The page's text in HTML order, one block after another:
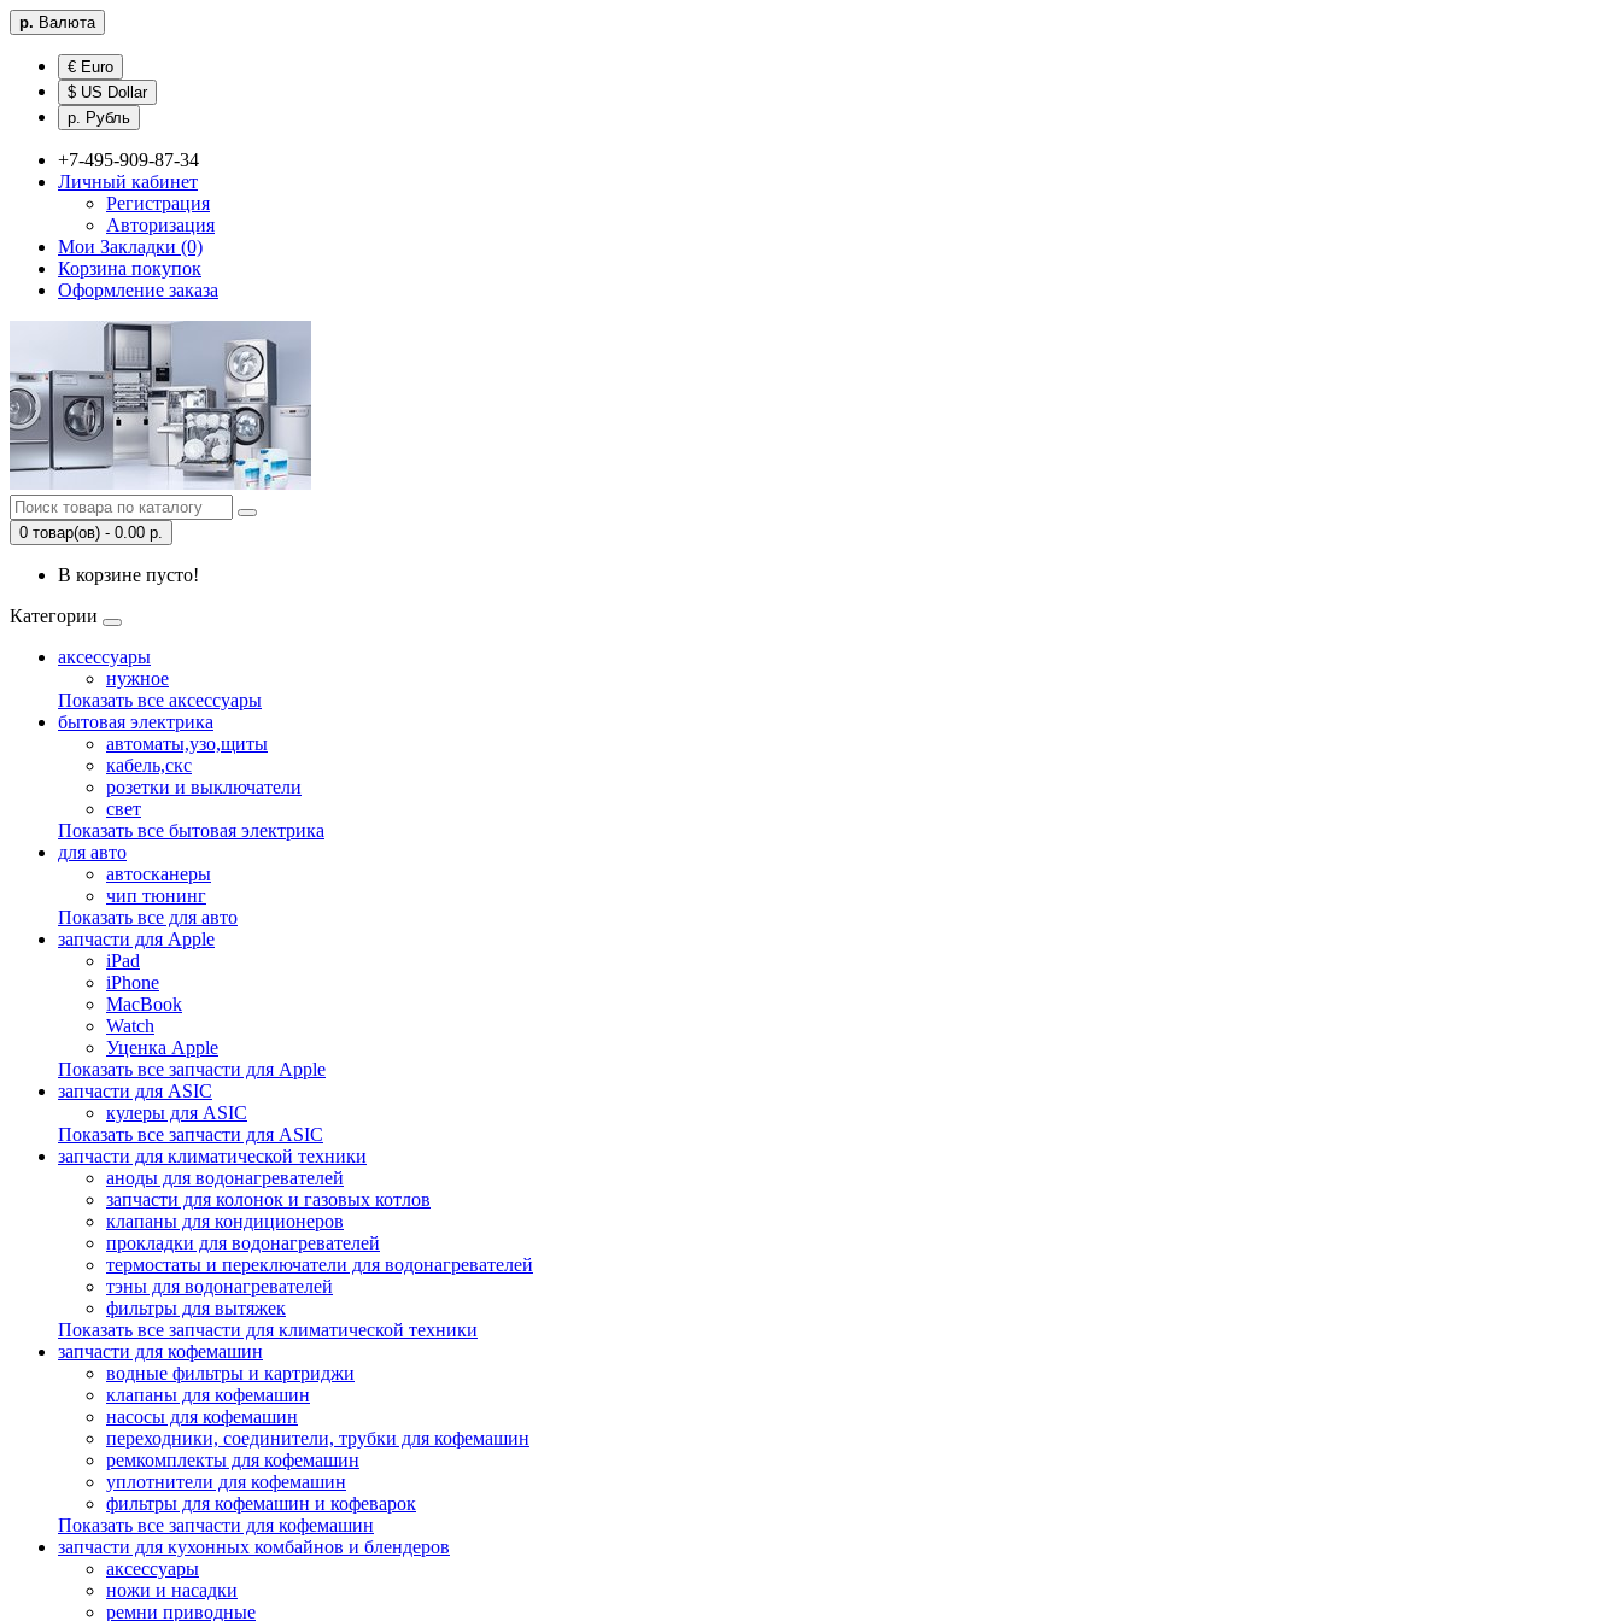
р. Валюта
€ Euro
$ US Dollar
р. Рубль
+7-495-909-87-34
Личный кабинет
Регистрация
Авторизация
Мои Закладки (0)
Корзина покупок
Оформление заказа
0 товар(ов) - 0.00 р.
В корзине пусто!
Категории
аксессуары
нужное
Показать все аксессуары
бытовая электрика
автоматы,узо,щиты
кабель,скс
розетки и выключатели
свет
Показать все бытовая электрика
для авто
автосканеры
чип тюнинг
Показать все для авто
запчасти для Apple
iPad
iPhone
MacBook
Watch
Уценка Apple
Показать все запчасти для Apple
запчасти для ASIC
кулеры для ASIC
Показать все запчасти для ASIC
запчасти для климатической техники
аноды для водонагревателей
запчасти для колонок и газовых котлов
клапаны для кондиционеров
прокладки для водонагревателей
термостаты и переключатели для водонагревателей
тэны для водонагревателей
фильтры для вытяжек
Показать все запчасти для климатической техники
запчасти для кофемашин
водные фильтры и картриджи
клапаны для кофемашин
насосы для кофемашин
переходники, соединители, трубки для кофемашин
ремкомплекты для кофемашин
уплотнители для кофемашин
фильтры для кофемашин и кофеварок
Показать все запчасти для кофемашин
запчасти для кухонных комбайнов и блендеров
аксессуары
ножи и насадки
ремни приводные